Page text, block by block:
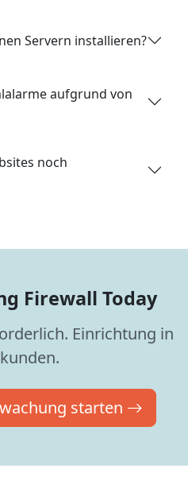
Servern installieren?
aufgrund von
noch
Firewall Today
Einrichtung in
starten